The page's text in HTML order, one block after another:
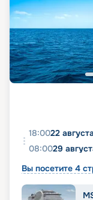
18:0022
08:0029
Вы посетите 4